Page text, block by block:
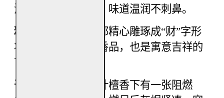
添加劣质化学香精，味道温润不刺鼻。
精美造型：
每一片都精心雕琢成“财”字形
状，既是高品质的香品，也是寓意吉祥的
艺术品。
干净卫生：
片状设计檀香下有一张阻燃